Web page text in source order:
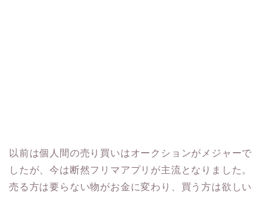
以前は個人間の売り買いはオークションがメジャーで
したが、今は断然フリマアプリが主流となりました。
売る方は要らない物がお金に変わり、買う方は欲しい